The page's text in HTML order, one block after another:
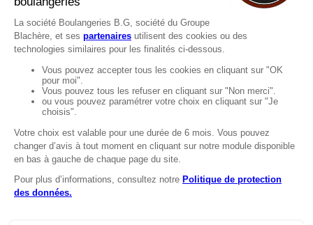
Recrutement
MENTIONS
Mentions légales
Protection des données
LignÉthique
Caractéristiques environnementales des